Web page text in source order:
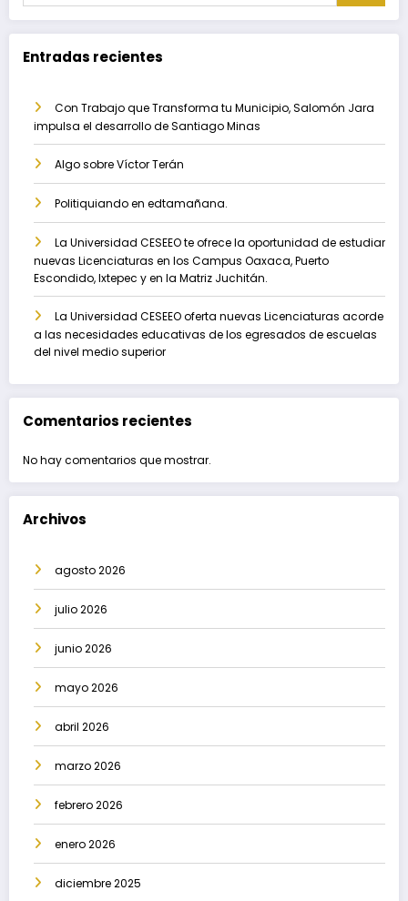
Entradas recientes
Con Trabajo que Transforma tu Municipio, Salomón Jara
impulsa el desarrollo de Santiago Minas
Algo sobre Víctor Terán
Politiquiando en edtamañana.
La Universidad CESEEO te ofrece la oportunidad de estudiar
nuevas Licenciaturas en los Campus Oaxaca, Puerto
Escondido, Ixtepec y en la Matriz Juchitán.
La Universidad CESEEO oferta nuevas Licenciaturas acorde
a las necesidades educativas de los egresados de escuelas
del nivel medio superior
Comentarios recientes
No hay comentarios que mostrar.
Archivos
agosto 2026
julio 2026
junio 2026
mayo 2026
abril 2026
marzo 2026
febrero 2026
enero 2026
diciembre 2025